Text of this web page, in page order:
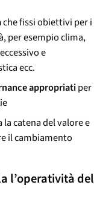
che fissi obiettivi per i
per esempio clima,
e
ecc.
appropriatiper
catena del valore e
il cambiamento
l’operatività del